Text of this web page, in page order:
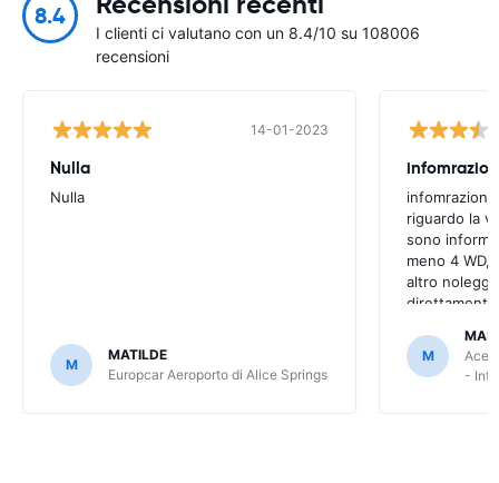
8.4
I clienti ci valutano con un 8.4/10 su 108006
recensioni
14-01-2023
Nulla
Nulla
M
MATILDE
Europcar Aeroporto di Alice Springs
infomrazioni
riguardo la
sono
meno 4 WD,
altro
direttamente
M
Ace
-